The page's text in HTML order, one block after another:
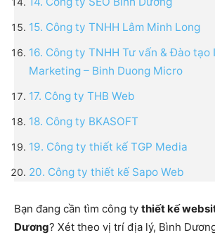
15. Công ty TNHH Lâm Minh Long
16. Công ty TNHH Tư vấn & Đào tạo
Marketing – Binh Duong Micro
17. Công ty THB Web
18. Công ty BKASOFT
19. Công ty thiết kế TGP Media
20. Công ty thiết kế Sapo Web
Bạn đang cần tìm công ty thiết kế
Dương? Xét theo vị trí địa lý, Bình